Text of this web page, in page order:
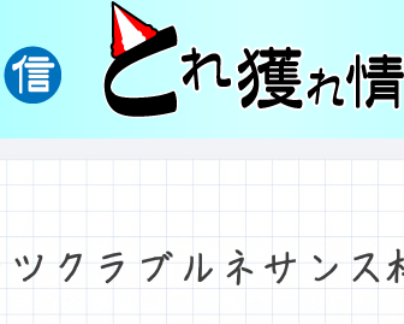
ツクラブルネサンス